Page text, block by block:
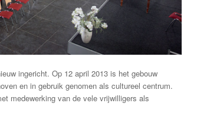
ingericht. Op 12 april 2013 is het gebouw
en in gebruik genomen als cultureel centrum.
medewerking van de vele vrijwilligers als